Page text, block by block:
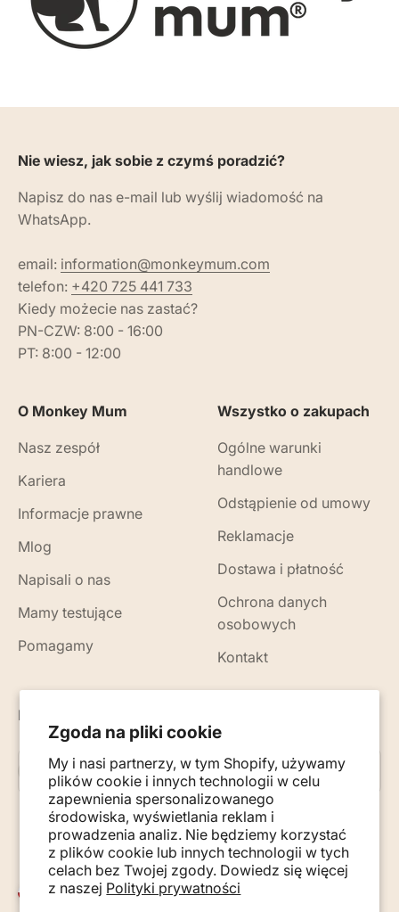
Zgoda na pliki cookie
My i nasi partnerzy, w tym Shopify, używamy
plików cookie i innych technologii w celu
zapewnienia spersonalizowanego
środowiska, wyświetlania reklam i
prowadzenia analiz. Nie będziemy korzystać
z plików cookie lub innych technologii w tych
celach bez Twojej zgody. Dowiedz się więcej
z naszej Polityki prywatności
Nie wiesz, jak sobie z czymś poradzić?
Napisz do nas e-mail lub wyślij wiadomość na
WhatsApp.
email: information@monkeymum.com
telefon: +420 725 441 733
Kiedy możecie nas zastać?
PN-CZW: 8:00 - 16:00
PT: 8:00 - 12:00
O Monkey Mum
Nasz zespół
Kariera
Informacje prawne
Mlog
Napisali o nas
Mamy testujące
Pomagamy
Wszystko o zakupach
Ogólne warunki
handlowe
Odstąpienie od umowy
Reklamacje
Dostawa i płatność
Ochrona danych
osobowych
Kontakt
Nowości, porady i wskazówki na Twój e-mail
E-mail
Subskrybuj
Polska (PLN zł)